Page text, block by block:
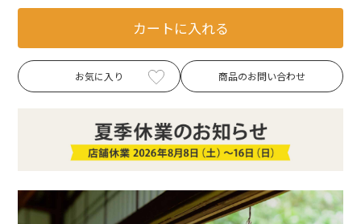
カートに入れる
お気に入り 商品のお問い合わせ